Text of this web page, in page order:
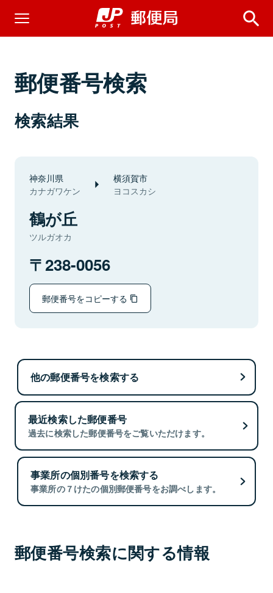
郵便番号検索
検索結果
神奈川県
カナガワケン
横須賀市
ヨコスカシ
鶴が丘
ツルガオカ
238-0056
郵便番号をコピーする
他の郵便番号を検索する
最近検索した郵便番号
過去に検索した郵便番号をご覧いただけます。
事業所の個別番号を検索する
事業所の７けたの個別郵便番号をお調べします。
郵便番号検索に関する情報